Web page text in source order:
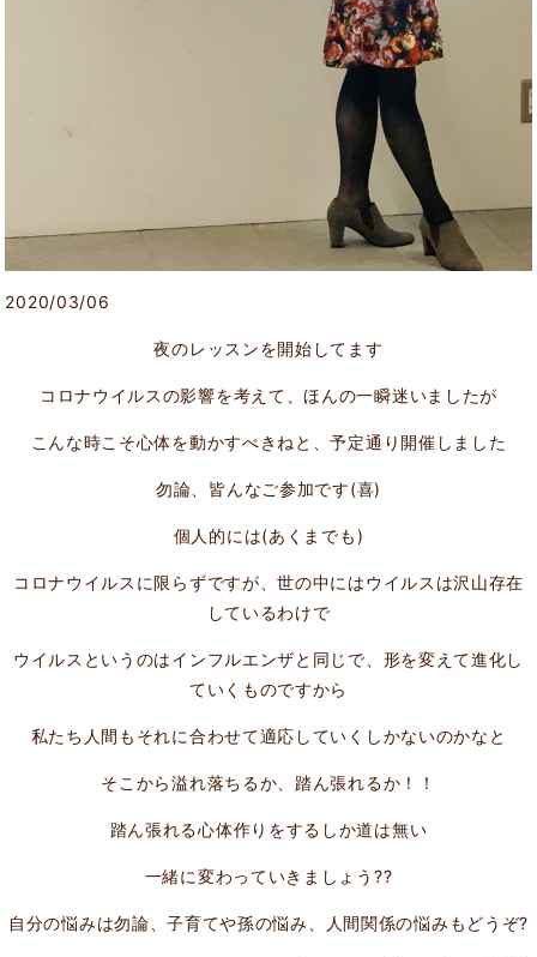
2020/03/06
夜のレッスンを開始してます
コロナウイルスの影響を考えて、ほんの一瞬迷いましたが
こんな時こそ心体を動かすべきねと、予定通り開催しました
勿論、皆んなご参加です(喜)
個人的には(あくまでも)
コロナウイルスに限らずですが、世の中にはウイルスは沢山存在
しているわけで
ウイルスというのはインフルエンザと同じで、形を変えて進化し
ていくものですから
私たち人間もそれに合わせて適応していくしかないのかなと
そこから溢れ落ちるか、踏ん張れるか！！
踏ん張れる心体作りをするしか道は無い
一緒に変わっていきましょう??
自分の悩みは勿論、子育てや孫の悩み、人間関係の悩みもどうぞ?